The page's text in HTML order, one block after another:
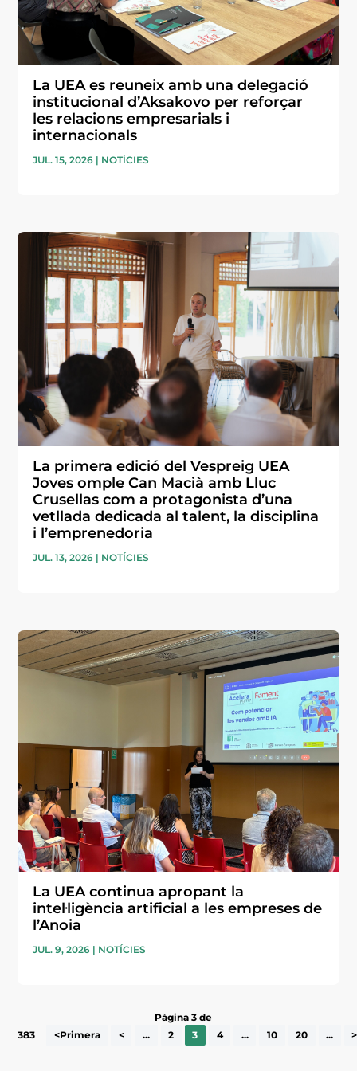
La UEA es reuneix amb una delegació
institucional d’Aksakovo per reforçar
les relacions empresarials i
internacionals
JUL. 15, 2026 | NOTÍCIES
La primera edició del Vespreig UEA
Joves omple Can Macià amb Lluc
Crusellas com a protagonista d’una
vetllada dedicada al talent, la disciplina
i l’emprenedoria
JUL. 13, 2026 | NOTÍCIES
La UEA continua apropant la
intel·ligència artificial a les empreses de
l’Anoia
JUL. 9, 2026 | NOTÍCIES
Pàgina 3 de
383
<Primera < ... 2 3 4 ... 10 20 ... >